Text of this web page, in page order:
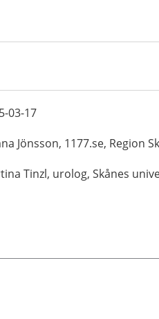
03-17
Jönsson, 1177.se, Region
Tinzl, urolog, Skånes